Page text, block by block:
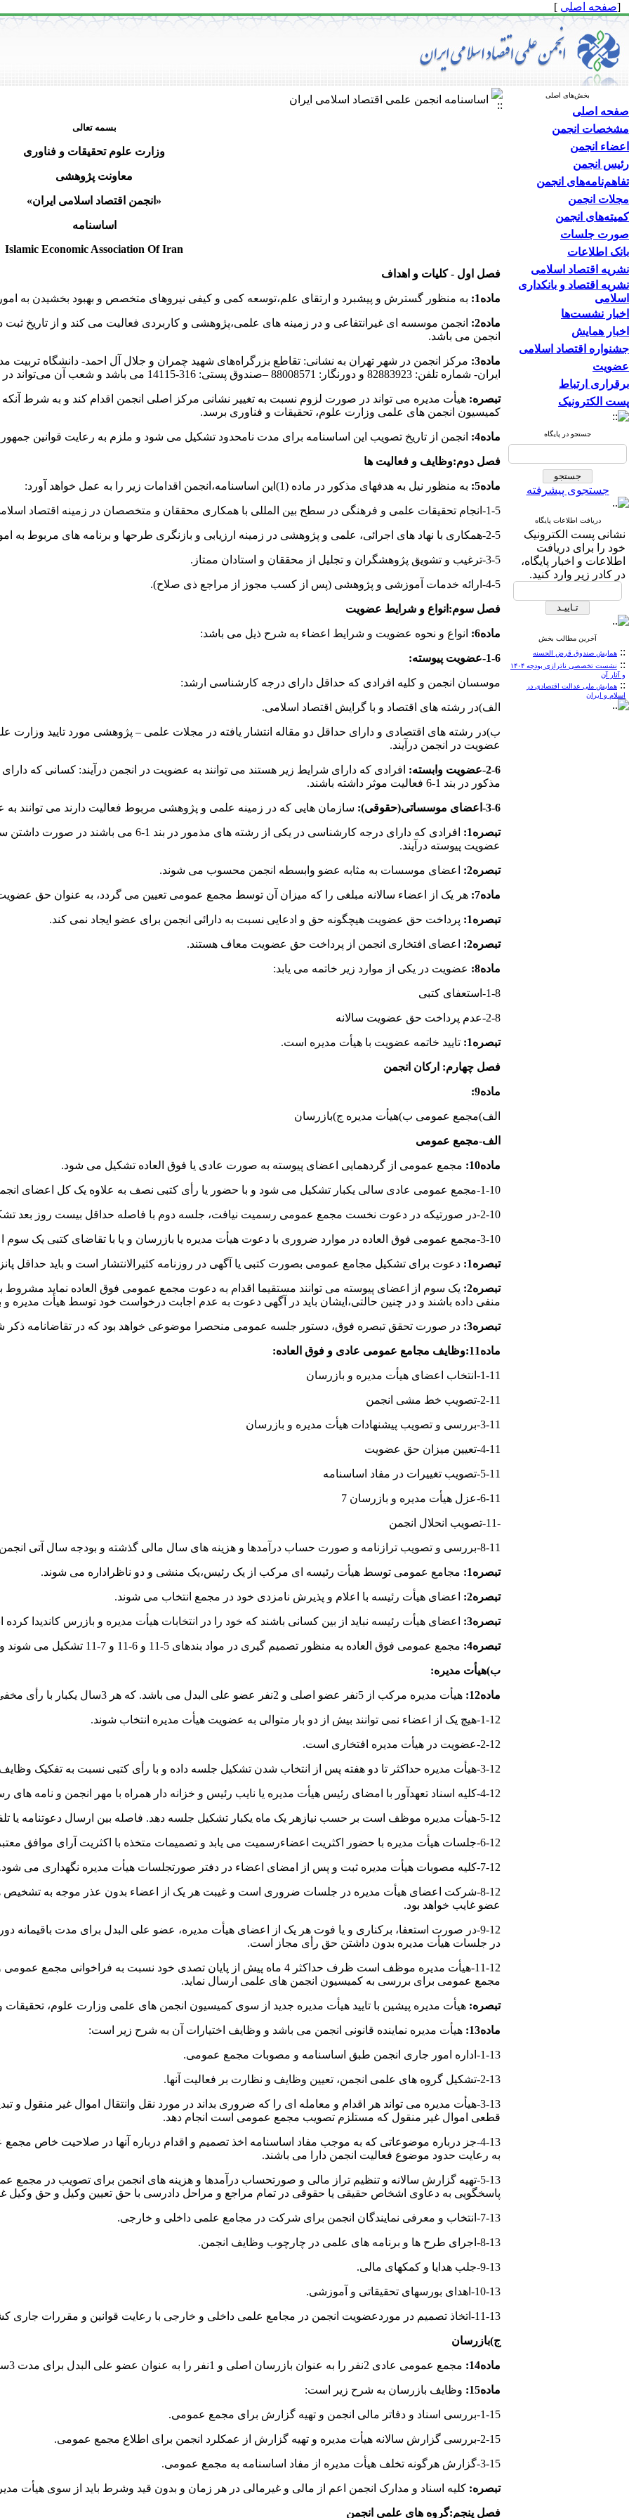
[صفحه اصلی ]
بخش‌های اصلی
صفحه اصلی
مشخصات انجمن
اعضاء انجمن
رئیس انجمن
تفاهم‌نامه‌های انجمن
مجلات انجمن
کمیته‌های انجمن
صورت جلسات
بانک اطلاعات
نشریه اقتصاد اسلامی
نشریه اقتصاد و بانکداری
اسلامی
اخبار نشست‌ها
اخبار همایش
جشنواره اقتصاد اسلامی
عضویت
برقراری ارتباط
پست الکترونیک
جستجو در پایگاه
جستجوی پیشرفته
دریافت اطلاعات پایگاه
نشانی پست الکترونیک
خود را برای دریافت
اطلاعات و اخبار پایگاه،
در کادر زیر وارد کنید.
آخرین مطالب بخش
:: همایش صندوق قرض الحسنه
::
نشست تخصصی ناترازی بودجه ۱۴۰۴
و آثار آن
:: همایش ملی عدالت اقتصادی در
اسلام و ایران
اساسنامه انجمن علمی اقتصاد اسلامی ایران
بسمه تعالی
وزارت علوم تحقیقات و فناوری
معاونت پژوهشی
«انجمن اقتصاد اسلامی ایران»
اساسنامه
Islamic Economic Association Of Iran
فصل اول - کلیات و اهداف
ماده1: به منظور گسترش و پیشبرد و ارتقای علم،توسعه کمی و کیفی نیروهای متخصص و بهبود بخشیدن به
ماده2:
انجمن موسسه ای غیرانتفاعی و در زمینه های علمی،پژوهشی و کاربردی فعالیت می کند و از تاریخ
انجمن می باشد.
ماده3:
مرکز انجمن در شهر تهران به نشانی: تقاطع بزرگراه‌های شهید چمران و جلال آل‌ احمد- دانشگاه تربیت
ایران- شماره تلفن: 82883923 و دورنگار: 88008571 –صندوق پستی: 316-14115 می باشد و شعب آن می‌تواند در هر منطقه‌ای از کشور تشکیل شود.
تبصره: هیأت مدیره می تواند در صورت لزوم نسبت به تغییر نشانی مرکز اصلی انجمن اقدام کند و به شرط آنکه
کمیسیون انجمن های علمی وزارت علوم، تحقیقات و فناوری برسد.
ماده4: انجمن از تاریخ تصویب این اساسنامه برای مدت نامحدود تشکیل می شود و ملزم به رعایت قوانین
فصل دوم:وظایف و فعالیت ها
ماده5: به منظور نیل به هدفهای مذکور در ماده (1)این اساسنامه،انجمن اقدامات زیر را به عمل خواهد آورد:
1-5-انجام تحقیقات علمی و فرهنگی در سطح بین المللی با همکاری محققان و متخصصان در زمینه اقتصاد اسلامی.
2-5-همکاری با نهاد های اجرائی، علمی و پژوهشی در زمینه ارزیابی و بازنگری طرحها و برنامه های مربوط به امور آموزش و پژوهش در زمینه اقتصاد اسلامی.
3-5-ترغیب و تشویق پژوهشگران و تجلیل از محققان و استادان ممتاز.
4-5-ارائه خدمات آموزشی و پژوهشی (پس از کسب مجوز از مراجع ذی صلاح).
فصل سوم:انواع و شرایط عضویت
ماده6: انواع و نحوه عضویت و شرایط اعضاء به شرح ذیل می باشد:
1-6-عضویت پیوسته:
موسسان انجمن و کلیه افرادی که حداقل دارای درجه کارشناسی ارشد:
الف)در رشته های اقتصاد و با گرایش اقتصاد اسلامی.
ب)در رشته های اقتصادی و دارای حداقل دو مقاله انتشار یافته در مجلات علمی – پژوهشی مورد تایید وزارت
عضویت در انجمن درآیند.
2-6-عضویت وابسته:
مذکور در بند 1-6 فعالیت موثر داشته باشند.
3-6-اعضای موسساتی(حقوقی): سازمان هایی که در زمینه علمی و پژوهشی مربوط فعالیت دارند می توانند به
تبصره1:
افرادی که دارای درجه کارشناسی در یکی از رشته
عضویت پیوسته درآیند.
تبصره2: اعضای موسسات به مثابه عضو وابسطه انجمن محسوب می شوند.
ماده7: هر یک از اعضاء سالانه مبلغی را که میزان آن توسط مجمع عمومی تعیین می گردد، به عنوان حق
تبصره1: پرداخت حق عضویت هیچگونه حق و ادعایی نسبت به دارائی انجمن برای عضو ایجاد نمی کند.
تبصره2: اعضای افتخاری انجمن از پرداخت حق عضویت معاف هستند.
ماده8: عضویت در یکی از موارد زیر خاتمه می یابد:
1-8-استعفای کتبی
2-8-عدم پرداخت حق عضویت سالانه
تبصره1: تایید خاتمه عضویت با هیأت مدیره است.
فصل چهارم: ارکان انجمن
ماده9:
الف)مجمع عمومی ب)هیأت مدیره ج)بازرسان
الف-مجمع عمومی
ماده10: مجمع عمومی از گردهمایی اعضای پیوسته به صورت عادی یا فوق العاده تشکیل می شود.
1-10-مجمع عمومی عادی سالی یکبار تشکیل می شود و با حضور یا رأی کتبی نصف به علاوه یک کل اعضای انجمن رسمیت می یابد و تصمیمات با اکثریت آراء معتبر است.
2-10-در صورتیکه در دعوت نخست مجمع عمومی رسمیت نیافت، جلسه دوم با فاصله حداقل بیست روز بعد تشکیل می شود و با هر تعداد حاضر، جلسه رسمیت خواهد یافت.
3-10-مجمع عمومی فوق العاده در موارد ضروری با دعوت هیأت مدیره یا بازرسان و یا با تقاضای کتبی یک سوم اعضای پیوسته تشکیل می شود.
تبصره1: دعوت برای تشکیل مجامع عمومی بصورت کتبی یا آگهی در روزنامه کثیرالانتشار است و باید حداقل
تبصره2:
یک سوم از اعضای پیوسته می توانند مستقیما اقدام به دعوت مجمع عمومی فوق العاده نماید مشروط
منفی داده باشند و در چنین حالتی،ایشان باید در آگهی دعوت به عدم اجابت درخواست خود توسط هیأت مدیره و
تبصره3: در صورت تحقق تبصره فوق، دستور جلسه عمومی منحصرا موضوعی خواهد بود که در تقاضانامه
ماده11:وظایف مجامع عمومی عادی و فوق العاده:
1-11-انتخاب اعضای هیأت مدیره و بازرسان
2-11-تصویب خط مشی انجمن
3-11-بررسی و تصویب پیشنهادات هیأت مدیره و بازرسان
4-11-تعیین میزان حق عضویت
5-11-تصویب تغییرات در مفاد اساسنامه
6-11-عزل هیأت مدیره و بازرسان 7
-11-تصویب انحلال انجمن
8-11-بررسی و تصویب ترازنامه و صورت حساب درآمدها و هزینه های سال مالی گذشته و بودجه سال آتی انجمن
تبصره1: مجامع عمومی توسط هیأت رئیسه ای مرکب از یک رئیس،یک منشی و دو ناظراداره می شوند.
تبصره2: اعضای هیأت رئیسه با اعلام و پذیرش نامزدی خود در مجمع انتخاب می شوند.
تبصره3: اعضای هیأت رئیسه نباید از بین کسانی باشند که خود را در انتخابات هیأت مدیره و بازرس کاندیدا کرده
تبصره4: مجمع عمومی فوق العاده به منظور تصمیم گیری در مواد بندهای 5-11 و 6-11 و 7-11 تشکیل می شوند و تصمیمات با دو سوم آراء معتبر است.
ب)هیأت مدیره:
ماده12: هیأت مدیره مرکب از 5نفر عضو اصلی و 2نفر عضو علی البدل می باشد. که هر 3سال یکبار با رأی مخفی از میان اعضای پیوسته انجمن انتخاب می شوند.
1-12-هیچ یک از اعضاء نمی توانند بیش از دو بار متوالی به عضویت هیأت مدیره انتخاب شوند.
2-12-عضویت در هیأت مدیره افتخاری است.
3-12-هیأت مدیره حداکثر تا دو هفته پس از انتخاب شدن تشکیل جلسه داده و با رأی کتبی نسبت به تفکیک وظایف خود اقدام می نماید. (انتخاب رئیس،نایب رئیس و خزانه دار)
4-12-کلیه اسناد تعهدآور با امضای رئیس هیأت مدیره یا نایب رئیس و خزانه دار همراه با مهر انجمن و نامه های رسمی با امضای رئیس هیأت مدیره یا نایب رئیس معتبر خواهد بود.
5-12-هیأت مدیره موظف است بر حسب نیازهر یک ماه یکبار تشکیل جلسه دهد. فاصله بین ارسال دعوتنامه یا تلفن با تاریخ تشکیل جلسه هیأت مدیره حداقل 3روز است.
6-12-جلسات هیأت مدیره با حضور اکثریت اعضاءرسمیت می یابد و تصمیمات متخذه با اکثریت آرای موافق معتبر است.
7-12-کلیه مصوبات هیأت مدیره ثبت و پس از امضای اعضاء در دفتر صورتجلسات هیأت مدیره نگهداری می شود.
8-12-شرکت اعضای هیأت مدیره در جلسات ضروری است و غیبت هر یک از اعضاء بدون عذر موجه به تشخیص
عضو غایب خواهد بود.
در جلسات هیأت مدیره بدون داشتن حق رأی مجاز است.
11-12-هیأت مدیره موظف است ظرف حداکثر 4 ماه پیش از پایان تصدی خود نسبت به
مجمع عمومی برای بررسی به کمیسیون انجمن های علمی ارسال نماید.
تبصره: هیأت مدیره پیشین با تایید هیأت مدیره جدید از سوی کمیسیون انجمن های علمی وزارت علوم،
ماده13: هیأت مدیره نماینده قانونی انجمن می باشد و وظایف اختیارات آن به شرح زیر است:
1-13-اداره امور جاری انجمن طبق اساسنامه و مصوبات مجمع عمومی.
2-13-تشکیل گروه های علمی انجمن، تعیین وظایف و نظارت بر فعالیت آنها.
3-13-هیأت مدیره می تواند هر اقدام و معامله ای را که ضروری بداند در مورد نقل وانتقال اموال غیر منقول
قطعی اموال غیر منقول که مستلزم تصویب مجمع عمومی است انجام دهد.
4-13-جز درباره موضوعاتی که به موجب مفاد اساسنامه اخذ تصمیم و اقدام درباره آنها در صلاحیت خاص
به رعایت حدود موضوع فعالیت انجمن دارا می باشند.
پاسخگویی به دعاوی اشخاص حقیقی یا حقوقی در تمام مراجع و مراحل دادرسی با حق تعیین وکیل و حق وکیل
7-13-انتخاب و معرفی نمایندگان انجمن برای شرکت در مجامع علمی داخلی و خارجی.
8-13-اجرای طرح ها و برنامه های علمی در چارچوب وظایف انجمن.
9-13-جلب هدایا و کمکهای مالی.
10-13-اهدای بورسهای تحقیقاتی و آموزشی.
11-13-اتخاذ تصمیم در موردعضویت انجمن در مجامع علمی داخلی و خارجی با رعایت قوانین و مقررات جاری کشور.
ج)بازرسان
ماده14: مجمع عمومی عادی 2نفر را به عنوان بازرسان اصلی و 1نفر را به عنوان عضو علی البدل برای مدت 3سال انتخاب می نماید. تبصره:انتخاب مجدد بازرسان بلامانع است.
ماده15: وظایف بازرسان به شرح زیر است:
1-15-بررسی اسناد و دفاتر مالی انجمن و تهیه گزارش برای مجمع عمومی.
2-15-بررسی گزارش سالانه هیأت مدیره و تهیه گزارش از عمکلرد انجمن برای اطلاع مجمع عمومی.
3-15-گزارش هرگونه تخلف هیأت مدیره از مفاد اساسنامه به مجمع عمومی.
تبصره: کلیه اسناد و مدارک انجمن اعم از مالی و غیرمالی در هر زمان و بدون قید وشرط باید از سوی هیأت
فصل پنجم:گروه های علمی انجمن